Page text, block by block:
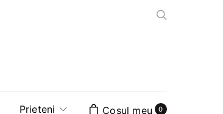
Prieteni 0